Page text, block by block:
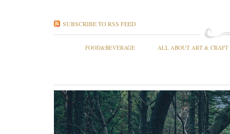
SUBSCRIBE TO RSS FEED
FOOD&BEVERAGE ALL ABOUT ART & CRAFT